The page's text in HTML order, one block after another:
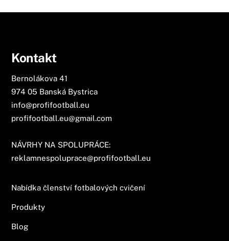
Kontakt
Bernolákova 41
974 05 Banská Bystrica
info@profifootball.eu
profifootball.eu@gmail.com
NÁVRHY NA SPOLUPRÁCE:
reklamnespoluprace@profifootball.eu
Nabídka členství fotbalových cvičení
Produkty
Blog